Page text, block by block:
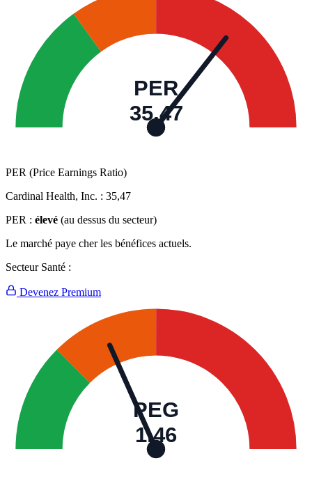
PER
35,47
PER (Price Earnings Ratio)
Cardinal Health, Inc. : 35,47
PER : élevé (au dessus du secteur)
Le marché paye cher les bénéfices actuels.
Secteur Santé :
Devenez Premium
PEG
1,46